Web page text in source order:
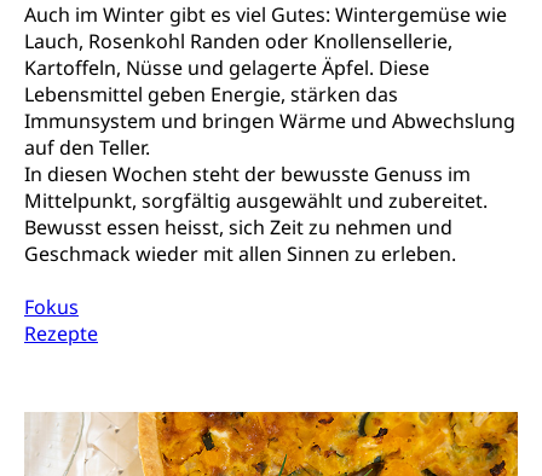
Auch im Winter gibt es viel Gutes: Wintergemüse wie
Lauch, Rosenkohl Randen oder Knollensellerie,
Kartoffeln, Nüsse und gelagerte Äpfel. Diese
Lebensmittel geben Energie, stärken das
Immunsystem und bringen Wärme und Abwechslung
auf den Teller.
In diesen Wochen steht der bewusste Genuss im
Mittelpunkt, sorgfältig ausgewählt und zubereitet.
Bewusst essen heisst, sich Zeit zu nehmen und
Geschmack wieder mit allen Sinnen zu erleben.
Fokus
Rezepte